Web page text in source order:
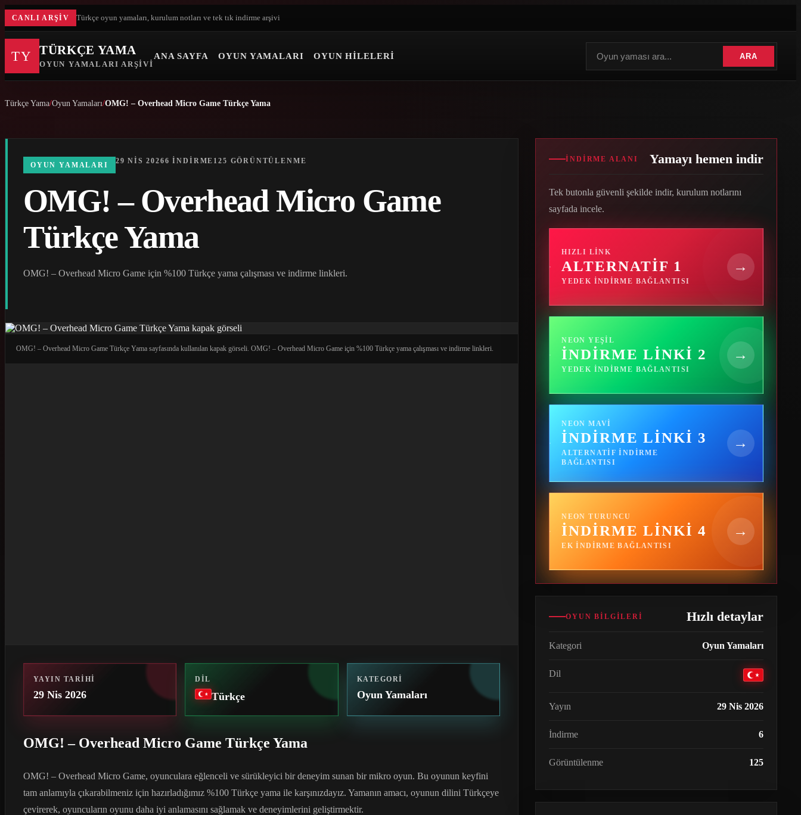
CANLI ARŞIV Türkçe oyun yamaları, kurulum notları ve tek tık indirme arşivi
TY TÜRKÇE YAMA
OYUN YAMALARI ARŞIVI
ANA SAYFA OYUN YAMALARI OYUN HILELERI ARA
Türkçe Yama Oyun Yamaları OMG! – Overhead Micro Game Türkçe Yama
OYUN YAMALARI 29 NIS 20266 INDIRME 125 GÖRÜNTÜLENME
OMG! – Overhead Micro Game
Türkçe Yama
OMG! – Overhead Micro Game için %100 Türkçe yama çalışması ve indirme linkleri.
OMG! – Overhead Micro Game Türkçe Yama sayfasında kullanılan kapak görseli. OMG! – Overhead Micro Game için %100 Türkçe yama çalışması ve indirme linkleri.
YAYIN TARIHI
29 Nis 2026
DIL
Türkçe
KATEGORI
Oyun Yamaları
OMG! – Overhead Micro Game Türkçe Yama
OMG! – Overhead Micro Game, oyunculara eğlenceli ve sürükleyici bir deneyim sunan bir mikro oyun. Bu oyunun keyfini
tam anlamıyla çıkarabilmeniz için hazırladığımız %100 Türkçe yama ile karşınızdayız. Yamanın amacı, oyunun dilini Türkçeye
çevirerek, oyuncuların oyunu daha iyi anlamasını sağlamak ve deneyimlerini geliştirmektir.
İNDIRME ALANI Yamayı hemen indir
Tek butonla güvenli şekilde indir, kurulum notlarını
sayfada incele.
HIZLI LINK
ALTERNATIF 1
YEDEK INDIRME BAĞLANTISI
→
NEON YEŞIL
İNDIRME LINKI 2
YEDEK INDIRME BAĞLANTISI
→
NEON MAVI
İNDIRME LINKI 3
ALTERNATIF INDIRME
BAĞLANTISI
→
NEON TURUNCU
İNDIRME LINKI 4
EK INDIRME BAĞLANTISI
→
OYUN BILGILERI Hızlı detaylar
Kategori Oyun Yamaları
Dil
Yayın 29 Nis 2026
İndirme 6
Görüntülenme 125